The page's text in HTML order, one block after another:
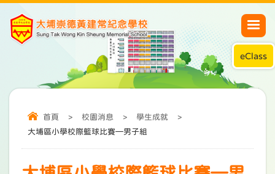
eClass
首頁 > 校園消息 > 學生成就
>
大埔區小學校際籃球比賽—男子組